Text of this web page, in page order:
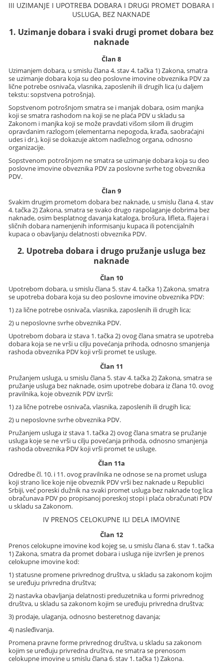
III UZIMANJE I UPOTREBA DOBARA I DRUGI PROMET DOBARA I
USLUGA, BEZ NAKNADE
1. Uzimanje dobara i svaki drugi promet dobara bez
naknade
Član 8
Uzimanjem dobara, u smislu člana 4. stav 4. tačka 1) Zakona, smatra
se uzimanje dobara koja su deo poslovne imovine obveznika PDV za
lične potrebe osnivača, vlasnika, zaposlenih ili drugih lica (u daljem
tekstu: sopstvena potrošnja).
Sopstvenom potrošnjom smatra se i manjak dobara, osim manjka
koji se smatra rashodom na koji se ne plaća PDV u skladu sa
Zakonom i manjka koji se može pravdati višom silom ili drugim
opravdanim razlogom (elementarna nepogoda, krađa, saobraćajni
udes i dr.), koji se dokazuje aktom nadležnog organa, odnosno
organizacije.
Sopstvenom potrošnjom ne smatra se uzimanje dobara koja su deo
poslovne imovine obveznika PDV za poslovne svrhe tog obveznika
PDV.
Član 9
Svakim drugim prometom dobara bez naknade, u smislu člana 4. stav
4. tačka 2) Zakona, smatra se svako drugo raspolaganje dobrima bez
naknade, osim besplatnog davanja kataloga, brošura, lifleta, flajera i
sličnih dobara namenjenih informisanju kupaca ili potencijalnih
kupaca o obavljanju delatnosti obveznika PDV.
2. Upotreba dobara i drugo pružanje usluga bez
naknade
Član 10
Upotrebom dobara, u smislu člana 5. stav 4. tačka 1) Zakona, smatra
se upotreba dobara koja su deo poslovne imovine obveznika PDV:
1) za lične potrebe osnivača, vlasnika, zaposlenih ili drugih lica;
2) u neposlovne svrhe obveznika PDV.
Upotrebom dobara iz stava 1. tačka 2) ovog člana smatra se upotreba
dobara koja se ne vrši u cilju povećanja prihoda, odnosno smanjenja
rashoda obveznika PDV koji vrši promet te usluge.
Član 11
Pružanjem usluga, u smislu člana 5. stav 4. tačka 2) Zakona, smatra se
pružanje usluga bez naknade, osim upotrebe dobara iz člana 10. ovog
pravilnika, koje obveznik PDV izvrši:
1) za lične potrebe osnivača, vlasnika, zaposlenih ili drugih lica;
2) u neposlovne svrhe obveznika PDV.
Pružanjem usluga iz stava 1. tačka 2) ovog člana smatra se pružanje
usluga koje se ne vrši u cilju povećanja prihoda, odnosno smanjenja
rashoda obveznika PDV koji vrši promet te usluge.
Član 11a
Odredbe čl. 10. i 11. ovog pravilnika ne odnose se na promet usluga
koji strano lice koje nije obveznik PDV vrši bez naknade u Republici
Srbiji, već poreski dužnik na svaki promet usluga bez naknade tog lica
obračunava PDV po propisanoj poreskoj stopi i plaća obračunati PDV
u skladu sa Zakonom.
IV PRENOS CELOKUPNE ILI DELA IMOVINE
Član 12
Prenos celokupne imovine kod kojeg se, u smislu člana 6. stav 1. tačka
1) Zakona, smatra da promet dobara i usluga nije izvršen je prenos
celokupne imovine kod:
1) statusne promene privrednog društva, u skladu sa zakonom kojim
se uređuju privredna društva;
2) nastavka obavljanja delatnosti preduzetnika u formi privrednog
društva, u skladu sa zakonom kojim se uređuju privredna društva;
3) prodaje, ulaganja, odnosno besteretnog davanja;
4) nasleđivanja.
Promena pravne forme privrednog društva, u skladu sa zakonom
kojim se uređuju privredna društva, ne smatra se prenosom
celokupne imovine u smislu člana 6. stav 1. tačka 1) Zakona.